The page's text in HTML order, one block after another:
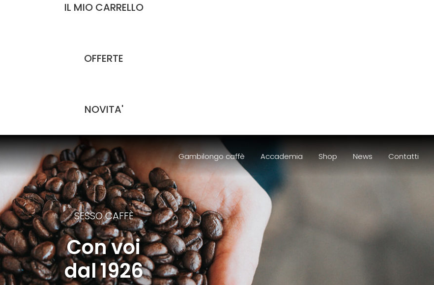
IL MIO CARRELLO
OFFERTE
NOVITA'
Gambilongo caffè Accademia Shop News Contatti
SESSO CAFFÈ
Con voi
dal 1926